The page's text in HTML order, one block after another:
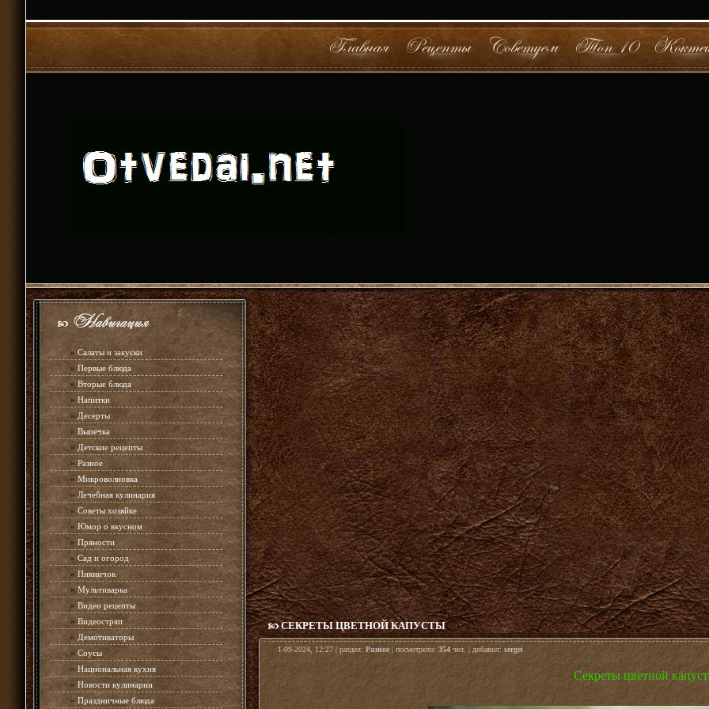
» Салаты и закуски
» Первые блюда
» Вторые блюда
» Напитки
»Десерты
» Выпечка
» Детские рецепты
» Разное
» Микроволновка
» Лечебная кулинария
» Советы хозяйке
» Юмор о вкусном
» Пряности
» Сад и огород
» Пикничок
» Мультиварка
» Видео рецепты
» Видеостряп
» Демотиваторы
» Соусы
» Национальная кухня
» Новости кулинарии
» Праздничные блюда
СЕКРЕТЫ ЦВЕТНОЙ КАПУСТЫ
1-09-2024, 12:27 | раздел: Разное| посмотрело: 354чел. | добавил: sergei
Секреты цветной